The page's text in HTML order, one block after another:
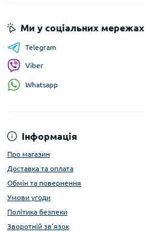
Інформація
Про магазин
Доставка та оплата
Обмін та повернення
Умови угоди
Політика безпеки
Зворотній зв'язок
Ми у соціальних мережах
Telegram
Viber
Whatsapp